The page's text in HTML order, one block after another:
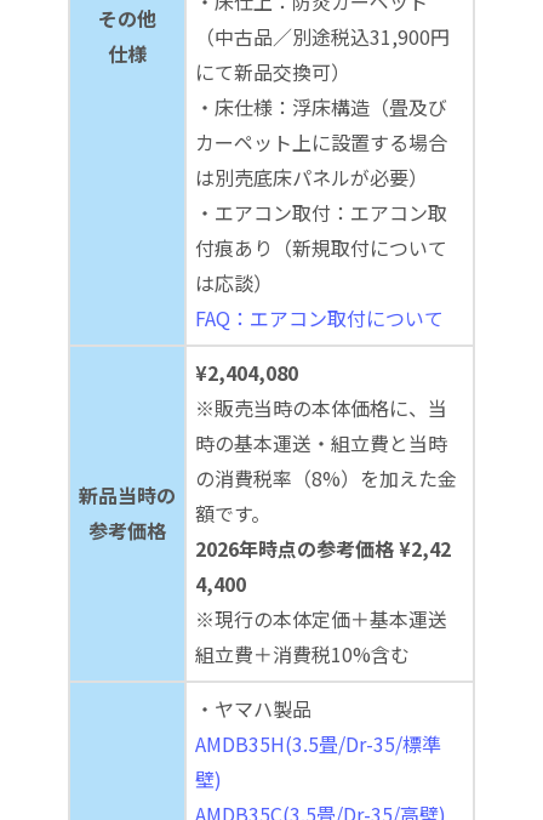
その他
仕様
（中古品／別途税込31,900円
にて新品交換可）
・床仕様：浮床構造（畳及び
カーペット上に設置する場合
は別売底床パネルが必要）
・エアコン取付：エアコン取
付痕あり（新規取付について
は応談）
FAQ：エアコン取付について
新品当時の
参考価格
¥2,404,080
※販売当時の本体価格に、当
時の基本運送・組立費と当時
の消費税率（8%）を加えた金
額です。
2026年時点の参考価格 ¥2,42
4,400
※現行の本体定価＋基本運送
組立費＋消費税10%含む
・ヤマハ製品
AMDB35H(3.5畳/Dr-35/標準
壁)
AMDB35C(3.5畳/Dr-35/高壁)